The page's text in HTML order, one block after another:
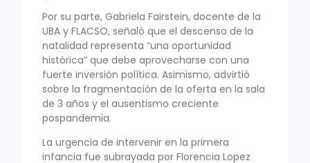
Por su parte, Gabriela Fairstein, docente de la
UBA y FLACSO, señaló que el descenso de la
natalidad representa “una oportunidad
histórica” que debe aprovecharse con una
fuerte inversión política. Asimismo, advirtió
sobre la fragmentación de la oferta en la sala
de 3 años y el ausentismo creciente
pospandemia.
La urgencia de intervenir en la primera
infancia fue subrayada por Florencia Lopez